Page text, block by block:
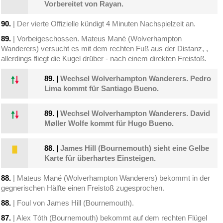
Vorbereitet von Rayan.
90. | Der vierte Offizielle kündigt 4 Minuten Nachspielzeit an.
89. | Vorbeigeschossen. Mateus Mané (Wolverhampton
Wanderers) versucht es mit dem rechten Fuß aus der Distanz, ,
allerdings fliegt die Kugel drüber - nach einem direkten Freistoß.
89. |Wechsel Wolverhampton Wanderers. Pedro
Lima kommt für Santiago Bueno.
89. |Wechsel Wolverhampton Wanderers. David
Møller Wolfe kommt für Hugo Bueno.
88. |James Hill (Bournemouth) sieht eine Gelbe
Karte für überhartes Einsteigen.
88. | Mateus Mané (Wolverhampton Wanderers) bekommt in der
gegnerischen Hälfte einen Freistoß zugesprochen.
88. | Foul von James Hill (Bournemouth).
87. | Alex Tóth (Bournemouth) bekommt auf dem rechten Flügel